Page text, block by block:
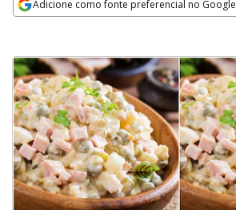
Adicione como fonte preferencial no Google